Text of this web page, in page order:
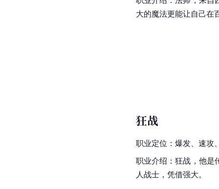
大的魔法更能让自己在
狂战
职业定位：爆发、速攻
职业介绍：狂战，他是
人战士，凭借强大。